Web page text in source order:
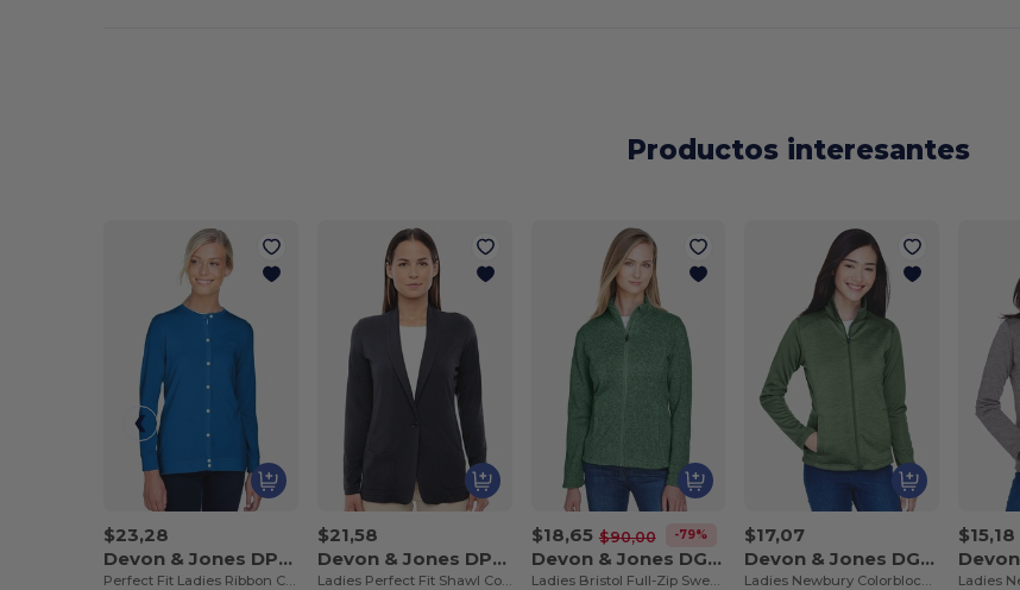
Productos interesantes
$23,28
Devon & Jones DP181W
Perfect Fit Ladies Ribbon Cardigan
$21,58
Devon & Jones DP462W
Ladies Perfect Fit Shawl Collar Cardigan
$18,65 $90,00 -79%
Devon & Jones DG793W
Ladies Bristol Full-Zip Sweater Fleece Jacket
$17,07
Devon & Jones DG796W
Ladies Newbury Colorblock Mélange Fleece Full-Zip
$15,18